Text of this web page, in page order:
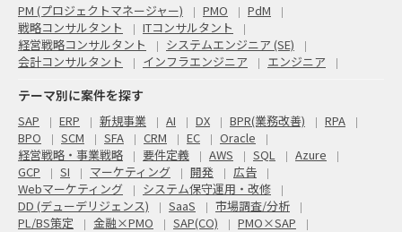
PM (プロジェクトマネージャー) PMO
PdM
戦略コンサルタント
ITコンサルタント
経営戦略コンサルタント
システムエンジニア (SE)
会計コンサルタント
インフラエンジニア エンジニア
テーマ別に案件を探す
SAP ERP 新規事業 AI DX BPR(業務改善)
RPA
BPO
SCM SFA CRM EC
Oracle
経営戦略・事業戦略
要件定義 AWS SQL
Azure
GCP
SI マーケティング 開発
広告
Webマーケティング
システム保守運用・改修
DD (デューデリジェンス)
SaaS
市場調査/分析
PL/BS策定
金融×PMO SAP(CO) PMO×SAP